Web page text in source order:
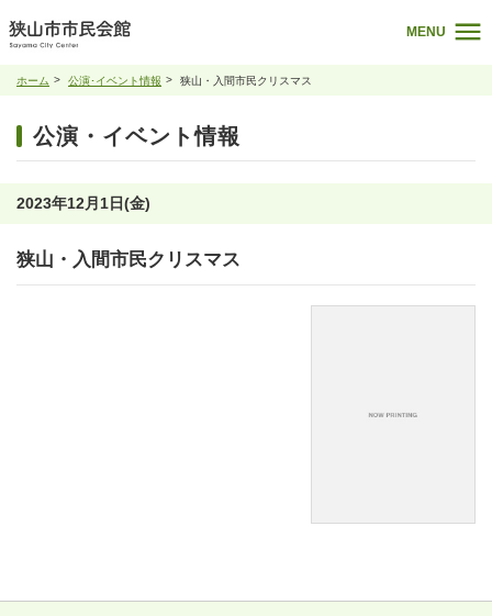
MENU
ホーム 公演･イベント情報 狭山・入間市民クリスマス
公演・イベント情報
2023年12月1日(金)
狭山・入間市民クリスマス